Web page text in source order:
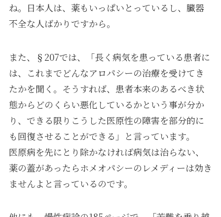
ね。日本人は、薬もいっぱいとっているし、臓器
不全な人ばかりですから。
また、§207では、「長く病気を患っている患者に
は、これまでどんなアロパシーの治療を受けてき
たかを聞く。そうすれば、患者本来のあるべき状
態からどのくらい悪化しているかという事が分か
り、できる限りこうした医原性の障害を部分的に
も回復させることができる」と言っています。
医原病を先にとり除かなければ病気は治らない、
薬の蓋があったらホメオパシーのレメディーは効き
ませんよと言っているのです。